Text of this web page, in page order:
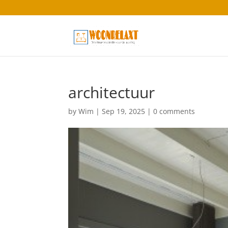
architectuur
byWim |Sep 19, 2025 |0 comments